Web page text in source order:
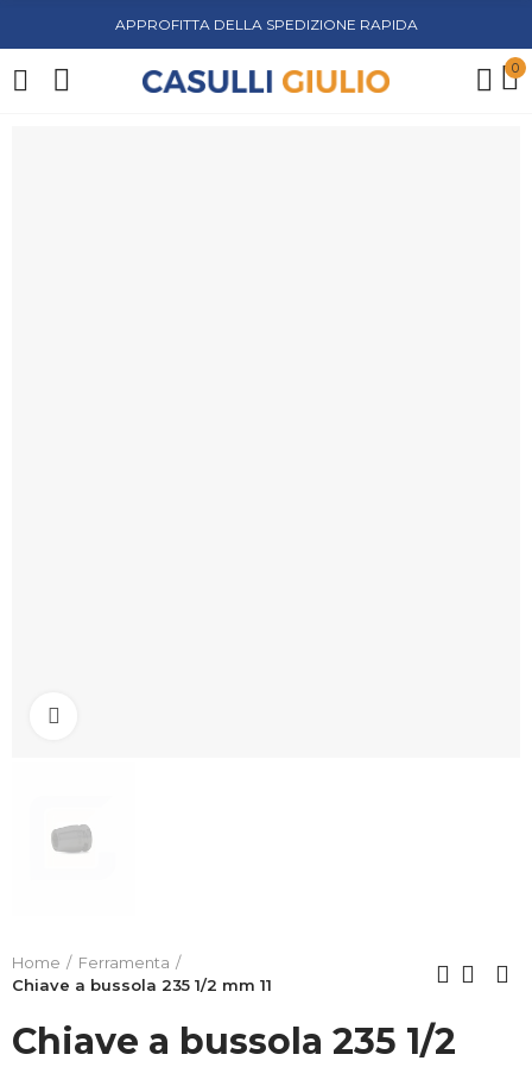
APPROFITTA DELLA SPEDIZIONE RAPIDA
0
Home
Ferramenta
Chiave a bussola 235 1/2 mm 11
Chiave a bussola 235 1/2